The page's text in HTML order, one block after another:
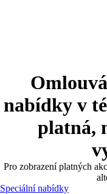
nabídky v
platná,
Pro zobrazení platných
Speciální nabídky